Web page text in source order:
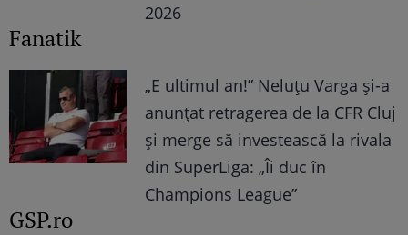
2026
Fanatik
„E ultimul an!” Neluțu Varga și-a
anunțat retragerea de la CFR Cluj
și merge să investească la rivala
din SuperLiga: „Îi duc în
Champions League”
GSP.ro